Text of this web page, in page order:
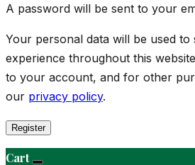
A password will be sent to your
Your personal data will be used
experience throughout this
to your account, and for other
our privacy policy.
Register
Cart